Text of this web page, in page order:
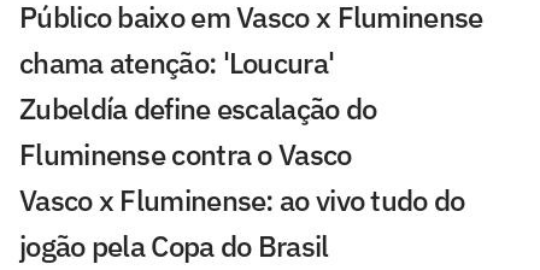
Público baixo em Vasco x Fluminense
chama atenção: 'Loucura'
Zubeldía define escalação do
Fluminense contra o Vasco
Vasco x Fluminense: ao vivo tudo do
jogão pela Copa do Brasil